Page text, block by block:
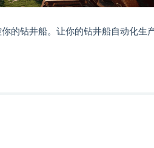
的钻井船。让你的钻井船自动化